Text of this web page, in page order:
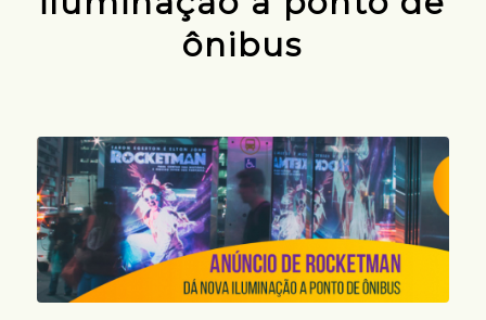
ônibus